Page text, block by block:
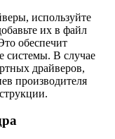
используйте
их в файл
обеспечит
системы. В случае
драйверов,
производителя